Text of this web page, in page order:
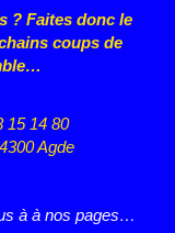
? Faites donc le
coups de
15 14 80
Agde
à à nos pages…